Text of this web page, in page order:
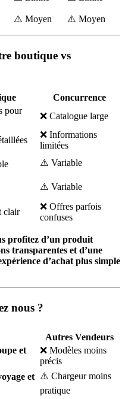
⚠️ Moyen ⚠️ Moyen
boutique vs
Concurrence
pour
❌ Catalogue large
❌ Informations
limitées
⚠️ Variable
⚠️ Variable
clair
❌ Offres parfois
confuses
profitez d’un produit
transparentes et d’une
d’achat plus simple
nous ?
Autres Vendeurs
et
❌ Modèles moins
précis
et ⚠️ Chargeur moins
pratique